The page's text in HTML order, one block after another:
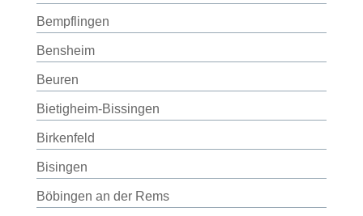
Bempflingen
Bensheim
Beuren
Bietigheim-Bissingen
Birkenfeld
Bisingen
Böbingen an der Rems